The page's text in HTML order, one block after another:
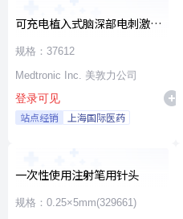
可充电植入式脑深部电刺激脉
冲发生器套件
规格：37612
Medtronic Inc. 美敦力公司
登录可见
站点经销 上海国际医药
一次性使用注射笔用针头
规格：0.25×5mm(329661)